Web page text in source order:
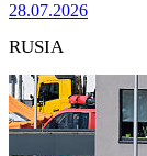
28.07.2026
RUSIA